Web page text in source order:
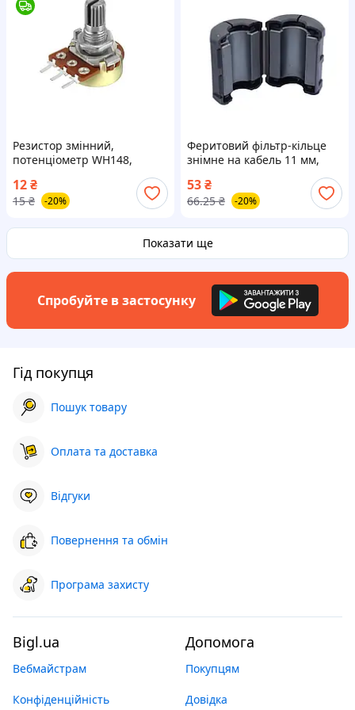
Резистор змінний,
потенціометр WH148,
12₴
15 ₴ -20%
Феритовий фільтр-кільце
знімне на кабель 11 мм,
захист електроніки EVT
53₴
66.25 ₴ -20%
Показати ще
Спробуйте в застосунку
Гід покупця
Пошук товару
Оплата та доставка
Відгуки
Повернення та обмін
Програма захисту
Bigl.ua
Вебмайстрам
Конфіденційність
Допомога
Покупцям
Довідка